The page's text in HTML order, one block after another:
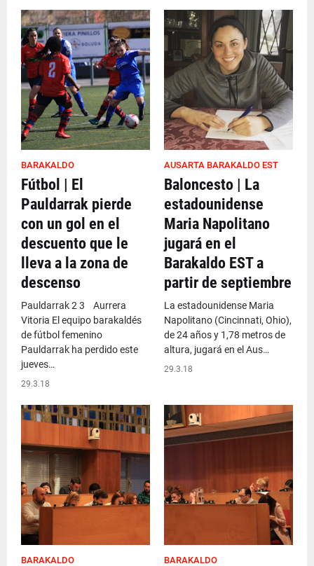
BARAKALDO
Fútbol | El
Pauldarrak pierde
con un gol en el
descuento que le
lleva a la zona de
descenso
Pauldarrak 2 3 Aurrera
Vitoria El equipo barakaldés
de fútbol femenino
Pauldarrak ha perdido este
jueves…
29.3.18
AUSARTA BARAKALDO EST
Baloncesto | La
estadounidense
Maria Napolitano
jugará en el
Barakaldo EST a
partir de septiembre
La estadounidense Maria
Napolitano (Cincinnati, Ohio),
de 24 años y 1,78 metros de
altura, jugará en el Aus…
29.3.18
BARAKALDO BARAKALDO